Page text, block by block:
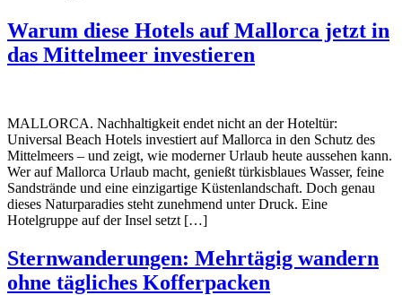
Warum diese Hotels auf Mallorca jetzt in
das Mittelmeer investieren
MALLORCA. Nachhaltigkeit endet nicht an der Hoteltür:
Universal Beach Hotels investiert auf Mallorca in den Schutz des
Mittelmeers – und zeigt, wie moderner Urlaub heute aussehen kann.
Wer auf Mallorca Urlaub macht, genießt türkisblaues Wasser, feine
Sandstrände und eine einzigartige Küstenlandschaft. Doch genau
dieses Naturparadies steht zunehmend unter Druck. Eine
Hotelgruppe auf der Insel setzt […]
Sternwanderungen: Mehrtägig wandern
ohne tägliches Kofferpacken